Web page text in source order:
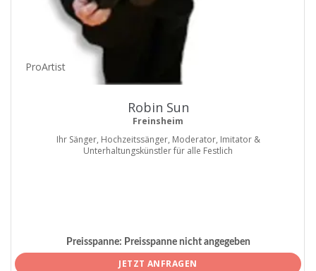
ProArtist
Robin Sun
Freinsheim
Ihr Sänger, Hochzeitssänger, Moderator, Imitator &
Unterhaltungskünstler für alle Festlich
Preisspanne: Preisspanne nicht angegeben
JETZT ANFRAGEN